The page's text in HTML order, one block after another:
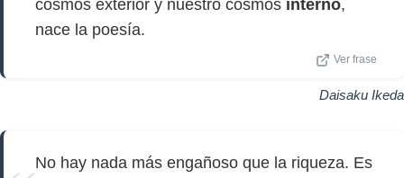
cosmos exterior y nuestro cosmos interno,
nace la poesía.
Ver frase
Daisaku Ikeda
No hay nada más engañoso que la riqueza. Es